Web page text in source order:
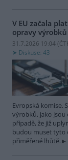
V EU začala
opravy výrobků
31.7.2026 19:04 (
Diskuse: 43
Evropská komise.
výrobků, jako jsou
případě, že již
budou muset tyto
přiměřené lhůtě.